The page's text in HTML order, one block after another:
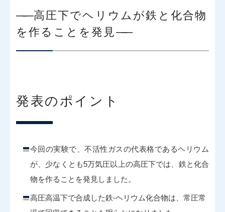
——高圧下でヘリウムが鉄と化合物
を作ることを発見——
発表のポイント
今回の実験で、不活性ガスの代表格であるヘリウム
が、少なくとも5万気圧以上の高圧下では、鉄と化合
物を作ることを発見しました。
高圧高温下で合成した鉄-ヘリウム化合物は、常圧常